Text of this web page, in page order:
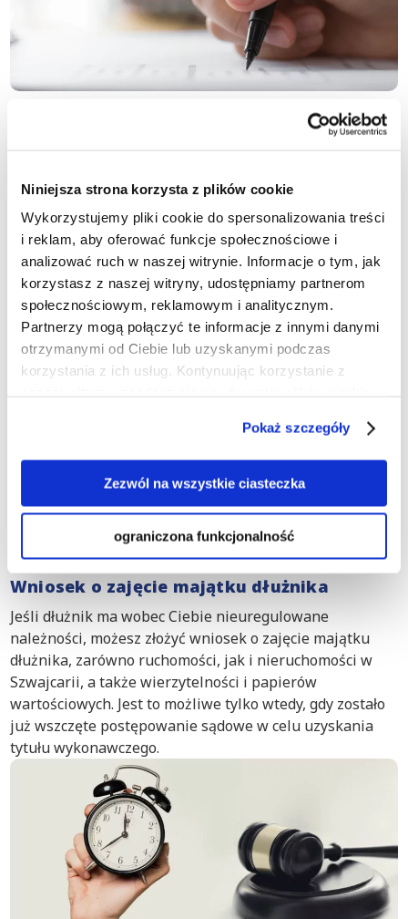
Niniejsza strona korzysta z plików cookie
Wykorzystujemy pliki cookie do spersonalizowania treści
i reklam, aby oferować funkcje społecznościowe i
analizować ruch w naszej witrynie. Informacje o tym, jak
korzystasz z naszej witryny, udostępniamy partnerom
społecznościowym, reklamowym i analitycznym.
Partnerzy mogą połączyć te informacje z innymi danymi
otrzymanymi od Ciebie lub uzyskanymi podczas
korzystania z ich usług. Kontynuując korzystanie z
Pokaż szczegóły
Zezwól na wszystkie ciasteczka
ograniczona funkcjonalność
bezspornych. Wówczas, wierzyciel musi przedstawić
dowody roszczenia w sądzie w Szwajcarii
(Friedensrichter), gdzie zostanie wydany wyrok w
sprawie sporu o zapłatę. Wadą jest jednak to, że
procedura ta jest stosunkowo kosztowna.
Egzekucja długów w Szwajcarii
Po otrzymaniu wyroku w sprawie odzyskania długu od
przystąpienie do egzekucji. Prawo Unii Europejskiej
stanowi, że wyroki wydane w jednym państwie
członkowskim są uznawane również w innych krajach
UE. Dlatego orzeczenie polskiego sądu wraz z
odpowiednim zaświadczeniem można dostarczyć do
szwajcarskiego komornika, który zobowiązany jest do
egzekucji należności na miejscu.
Wniosek o zajęcie majątku dłużnika
Jeśli dłużnik ma wobec Ciebie nieuregulowane
należności, możesz złożyć wniosek o zajęcie majątku
dłużnika, zarówno ruchomości, jak i nieruchomości w
Szwajcarii, a także wierzytelności i papierów
wartościowych. Jest to możliwe tylko wtedy, gdy zostało
już wszczęte postępowanie sądowe w celu uzyskania
tytułu wykonawczego.